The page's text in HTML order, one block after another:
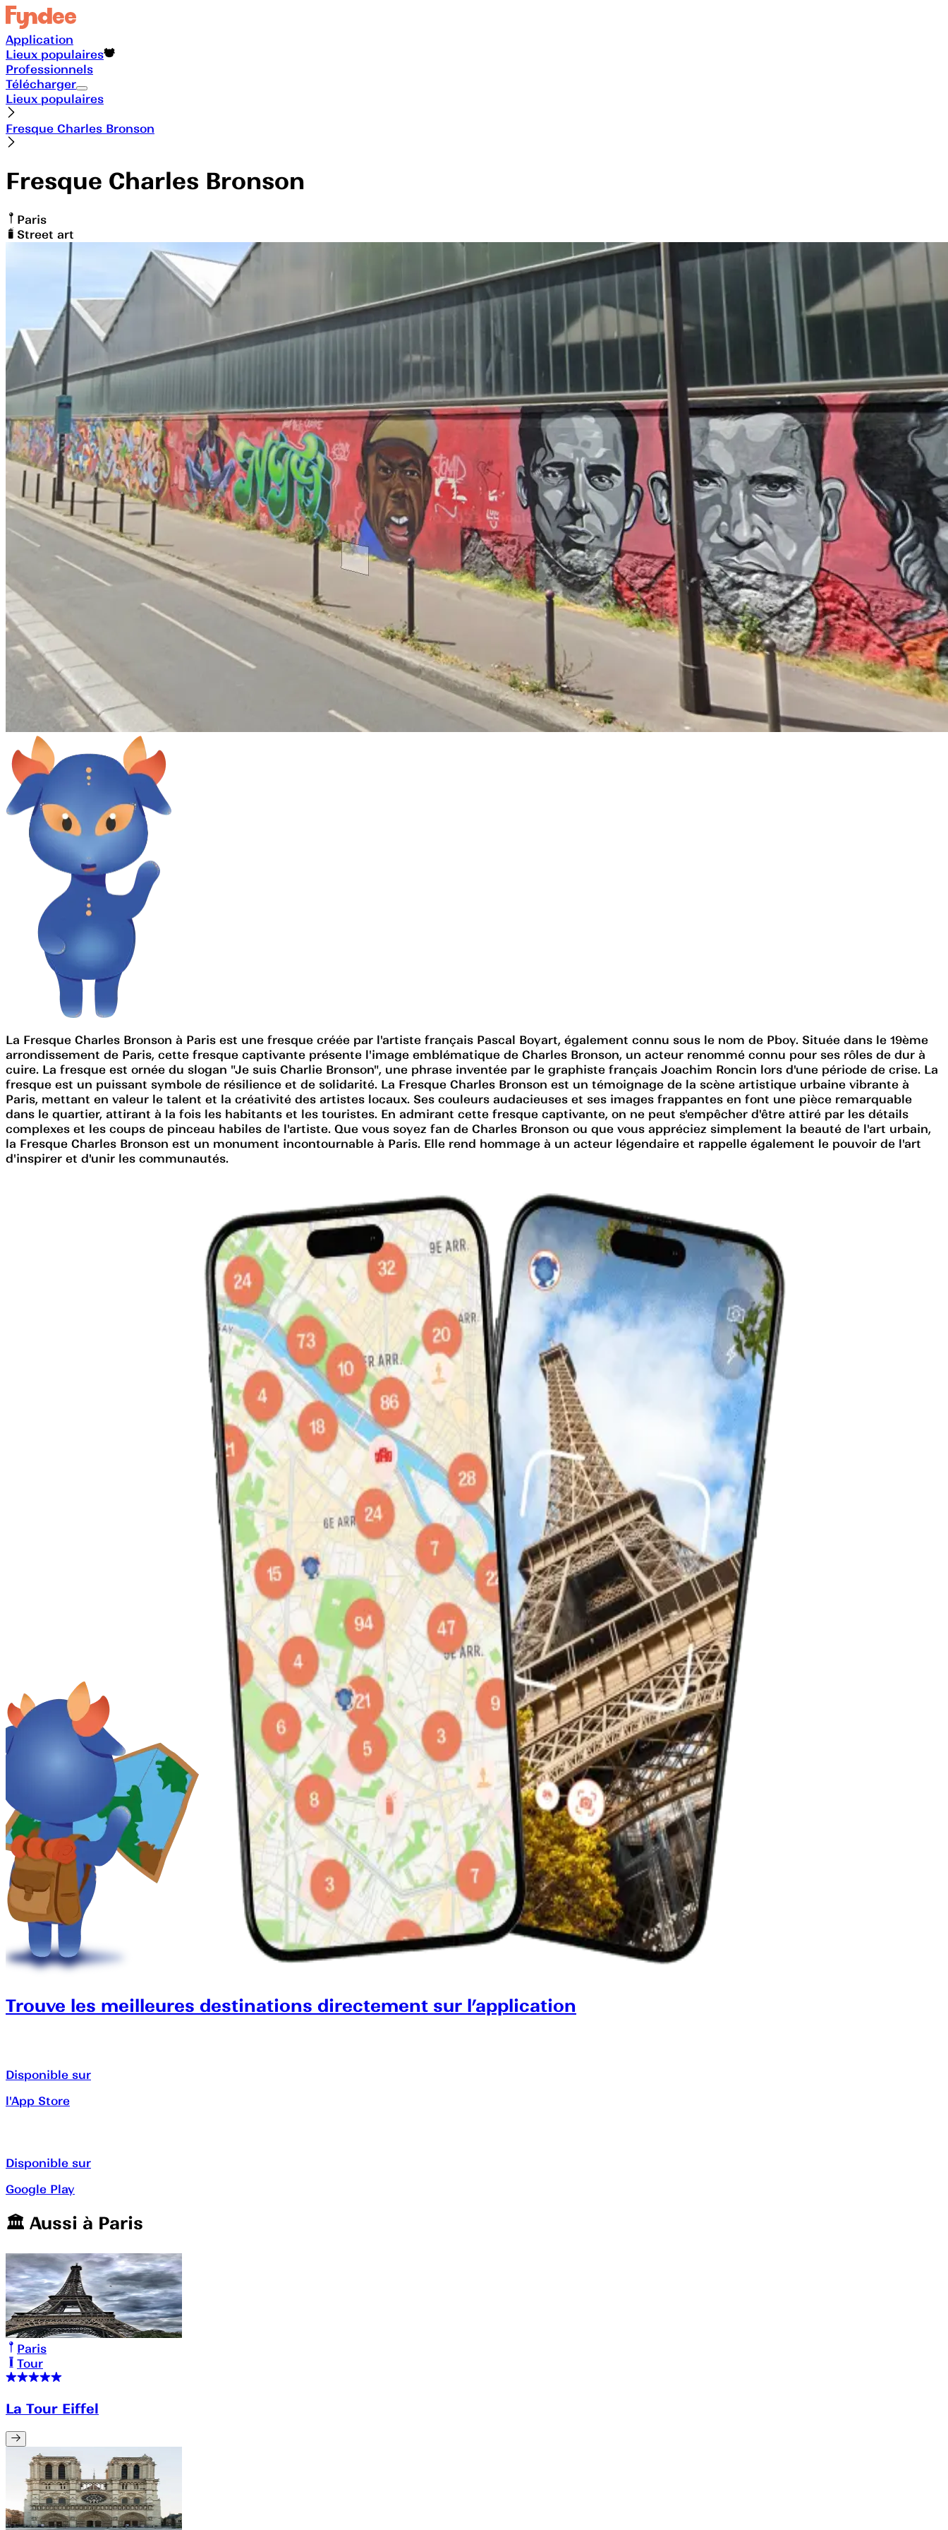
Application
Lieux populaires
Professionnels
Télécharger
Lieux populaires
Fresque Charles Bronson
Fresque Charles Bronson
Paris
Street art
La Fresque Charles Bronson à Paris est une fresque créée par l'artiste français Pascal Boyart, également connu sous le nom de Pboy. Située dans le 19ème
arrondissement de Paris, cette fresque captivante présente l'image emblématique de Charles Bronson, un acteur renommé connu pour ses rôles de dur à
cuire. La fresque est ornée du slogan "Je suis Charlie Bronson", une phrase inventée par le graphiste français Joachim Roncin lors d'une période de crise. La
fresque est un puissant symbole de résilience et de solidarité. La Fresque Charles Bronson est un témoignage de la scène artistique urbaine vibrante à
Paris, mettant en valeur le talent et la créativité des artistes locaux. Ses couleurs audacieuses et ses images frappantes en font une pièce remarquable
dans le quartier, attirant à la fois les habitants et les touristes. En admirant cette fresque captivante, on ne peut s'empêcher d'être attiré par les détails
complexes et les coups de pinceau habiles de l'artiste. Que vous soyez fan de Charles Bronson ou que vous appréciez simplement la beauté de l'art urbain,
la Fresque Charles Bronson est un monument incontournable à Paris. Elle rend hommage à un acteur légendaire et rappelle également le pouvoir de l'art
d'inspirer et d'unir les communautés.
Trouve les meilleures destinations directement sur l’application
Disponible sur
l'App Store
Disponible sur
Google Play
🏛️️ Aussi à Paris
Paris
Tour
La Tour Eiffel